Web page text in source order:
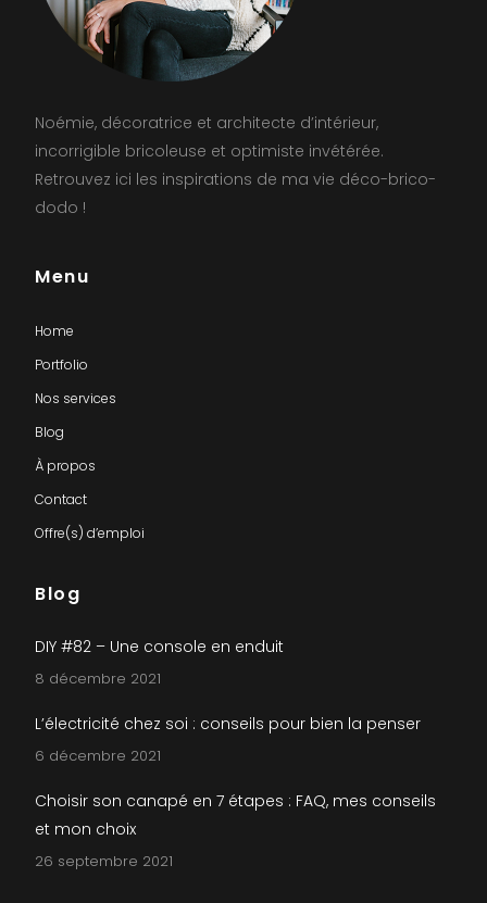
Noémie, décoratrice et architecte d’intérieur,
incorrigible bricoleuse et optimiste invétérée.
Retrouvez ici les inspirations de ma vie déco-brico-
dodo !
Menu
Home
Portfolio
Nos services
Blog
À propos
Contact
Offre(s) d’emploi
Blog
DIY #82 – Une console en enduit
8 décembre 2021
L’électricité chez soi : conseils pour bien la penser
6 décembre 2021
Choisir son canapé en 7 étapes : FAQ, mes conseils
et mon choix
26 septembre 2021